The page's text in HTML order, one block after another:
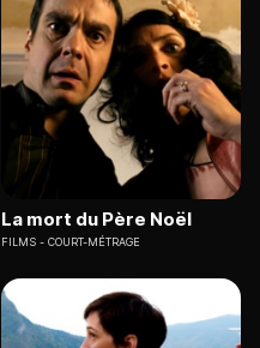
La mort du Père Noël
FILMS COURT-MÉTRAGE